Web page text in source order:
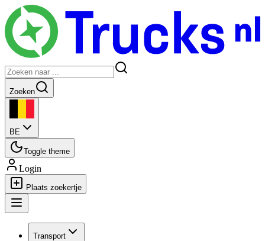
Zoeken
BE
Toggle theme
Login
Plaats zoekertje
Transport